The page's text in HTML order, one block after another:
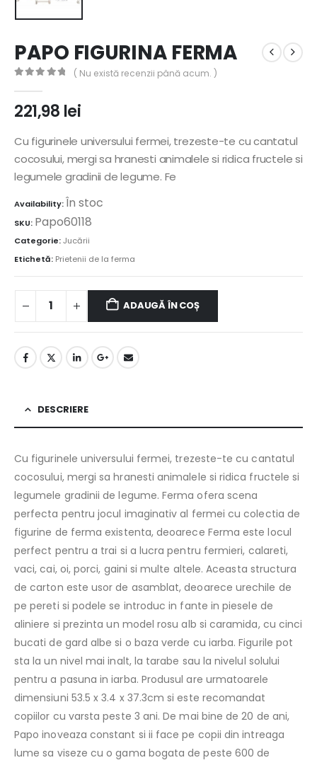
PAPO FIGURINA FERMA
( Nu există recenzii până acum. )
221,98 lei
Cu figurinele universului fermei, trezeste-te cu cantatul
cocosului, mergi sa hranesti animalele si ridica fructele si
legumele gradinii de legume. Fe
Availability:În stoc
SKU: Papo60118
Categorie:Jucării
Etichetă: Prietenii de la ferma
ADAUGĂ ÎN COȘ
DESCRIERE
Cu figurinele universului fermei, trezeste-te cu cantatul
cocosului, mergi sa hranesti animalele si ridica fructele si
legumele gradinii de legume. Ferma ofera scena
perfecta pentru jocul imaginativ al fermei cu colectia de
figurine de ferma existenta, deoarece Ferma este locul
perfect pentru a trai si a lucra pentru fermieri, calareti,
vaci, cai, oi, porci, gaini si multe altele. Aceasta structura
de carton este usor de asamblat, deoarece urechile de
pe pereti si podele se introduc in fante in piesele de
aliniere si prezinta un model rosu alb si caramida, cu cinci
bucati de gard albe si o baza verde cu iarba. Figurile pot
sta la un nivel mai inalt, la tarabe sau la nivelul solului
pentru a pasuna in iarba. Produsul are urmatoarele
dimensiuni 53.5 x 3.4 x 37.3cm si este recomandat
copiilor cu varsta peste 3 ani. De mai bine de 20 de ani,
Papo inoveaza constant si ii face pe copii din intreaga
lume sa viseze cu o gama bogata de peste 600 de